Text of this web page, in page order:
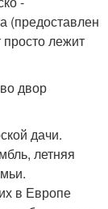
(предоставлен
лежит
двор
дачи.
летняя
в Европе